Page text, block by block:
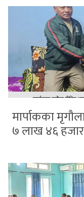
मार्पाकका
७ लाख ४६